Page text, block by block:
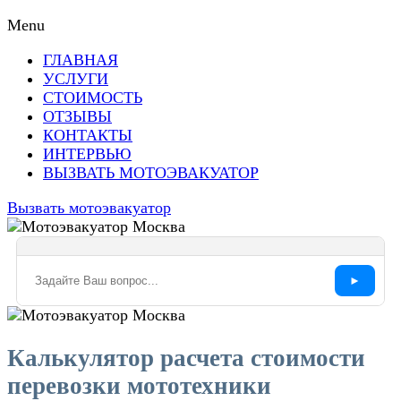
Menu
ГЛАВНАЯ
УСЛУГИ
СТОИМОСТЬ
ОТЗЫВЫ
КОНТАКТЫ
ИНТЕРВЬЮ
ВЫЗВАТЬ МОТОЭВАКУАТОР
Вызвать мотоэвакуатор
►
Калькулятор расчета стоимости
перевозки мототехники